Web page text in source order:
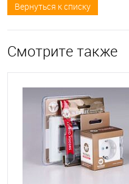
Вернуться к списку
Смотрите также